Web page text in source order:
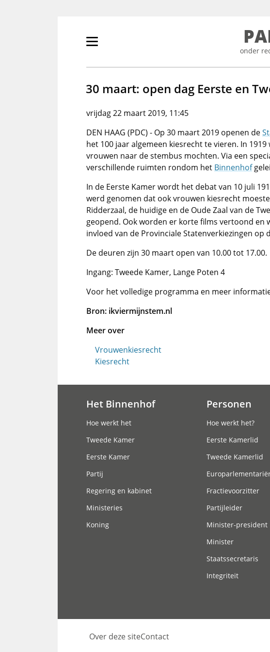
Primair
tonen/verbergen
onder
30 maart: open dag Eerste en
vrijdag 22 maart 2019, 11:45
DEN HAAG (PDC) - Op 30 maart 2019 openen de
het 100 jaar algemeen kiesrecht te vieren. In
vrouwen naar de stembus mochten. Via een
verschillende ruimten rondom het Binnenhof
In de Eerste Kamer wordt het debat van 10 juli
werd genomen dat ook vrouwen kiesrecht
Ridderzaal, de huidige en de Oude Zaal van de
geopend. Ook worden er korte films vertoond en
invloed van de Provinciale Statenverkiezingen op
De deuren zijn 30 maart open van 10.00 tot 17.00.
Ingang: Tweede Kamer, Lange Poten 4
Voor het volledige programma en meer
Bron: ikviermijnstem.nl
Meer over
Vrouwenkiesrecht
Kiesrecht
Het Binnenhof
Hoe werkt het
Tweede Kamer
Eerste Kamer
Partij
Regering en kabinet
Ministeries
Koning
Personen
Hoe werkt het?
Eerste Kamerlid
Tweede Kamerlid
Fractievoorzitter
Partijleider
Minister-president
Minister
Staatssecretaris
Integriteit
Over deze siteContact